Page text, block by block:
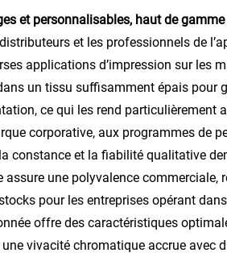
et personnalisables, haut de gamme
et les professionnels de
applications d’impression sur les
un tissu suffisamment épais pour
ce qui les rend particulièrement
corporative, aux programmes de
constance et la fiabilité qualitative
une polyvalence commerciale,
pour les entreprises opérant
offre des caractéristiques
vivacité chromatique accrue avec